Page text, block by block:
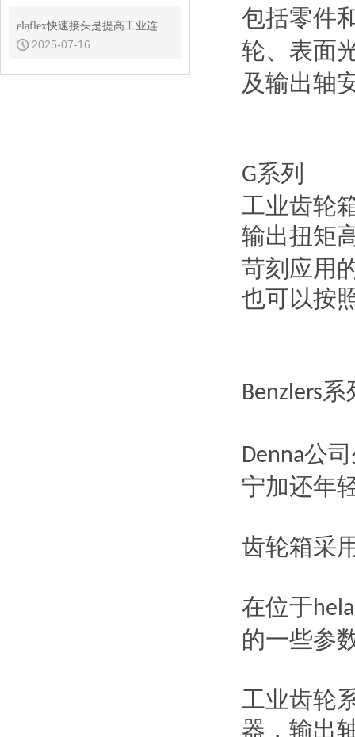
elaflex快速接头是提高工业连接效率的关键
2025-07-16
包括零件
轮、 表面
及输出轴
G系列
工业齿轮
输出扭矩
苛刻应用
也可以按
Benzlers系
Denna公
宁加还年
齿轮箱采
在位于
的一些参
工业齿轮
器，输出